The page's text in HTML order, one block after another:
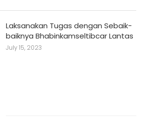
Laksanakan Tugas dengan Sebaik-
baiknya Bhabinkamseltibcar Lantas
July 15, 2023